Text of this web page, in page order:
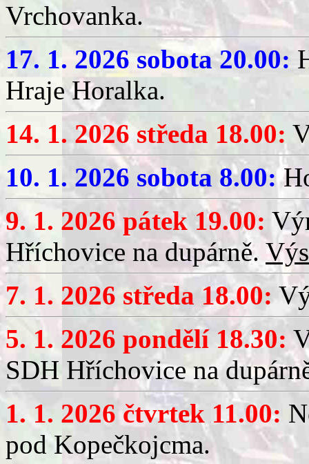
Vrchovanka.
17. 1. 2026 sobota 20.00:
Hraje Horalka.
14. 1. 2026 středa 18.00:
10. 1. 2026 sobota 8.00:
9. 1. 2026 pátek 19.00:
Hříchovice na dupárně.
7. 1. 2026 středa 18.00:
5. 1. 2026 pondělí 18.30:
SDH Hříchovice na
1. 1. 2026 čtvrtek 11.00:
pod Kopečkojcma.